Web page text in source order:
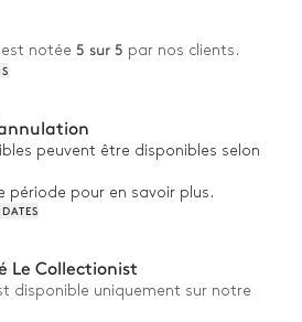
avec votre tribu, face à une vue
des couchers de soleil inoubliables.
notée 5 sur 5 par nos clients.
peuvent être disponibles selon
période pour en savoir plus.
Le Collectionist
disponible uniquement sur notre